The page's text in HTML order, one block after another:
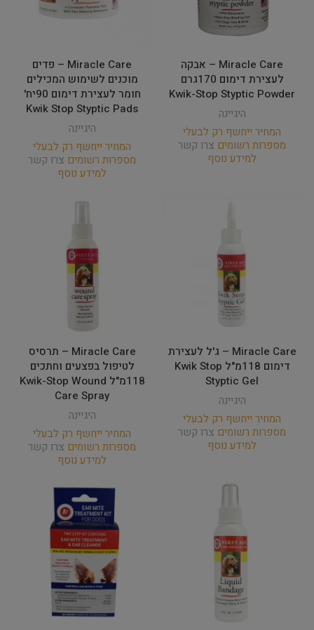
Miracle Care – אבקה
לעצירת דימום 170גרם
Kwik-Stop Styptic Powder
היגיינה
המחיר ייחשף רק לבעלי
מספרות רשומים צרו קשר
למידע נוסף
Miracle Care – פדים
מוכנים לשימוש המכילים
חומר לעצירת דימום 90יח'
Kwik Stop Styptic Pads
היגיינה
המחיר ייחשף רק לבעלי
מספרות רשומים צרו קשר
למידע נוסף
Miracle Care – ג'ל לעצירת
דימום 118מ"ל Kwik Stop
Styptic Gel
היגיינה
המחיר ייחשף רק לבעלי
מספרות רשומים צרו קשר
למידע נוסף
Miracle Care – תרסיס
לטיפול בפצעים וחתכים
118מ"ל Kwik-Stop Wound
Care Spray
היגיינה
המחיר ייחשף רק לבעלי
מספרות רשומים צרו קשר
למידע נוסף